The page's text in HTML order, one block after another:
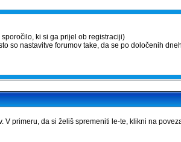
ki si ga prijel ob registraciji)
so nastavitve forumov take, da se po določenih
primeru, da si želiš spremeniti le-te, klikni na